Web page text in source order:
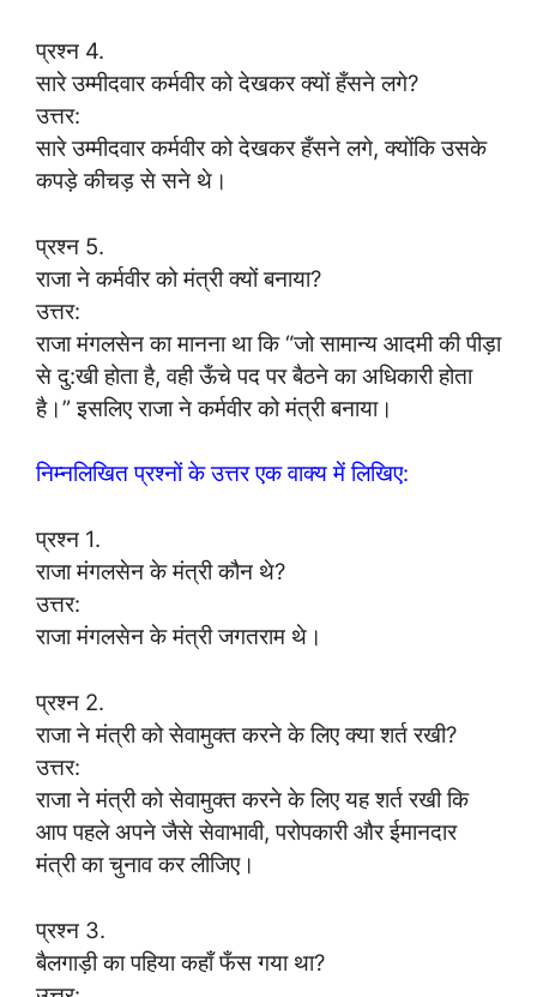
प्रश्न 4.
सारे उम्मीदवार कर्मवीर को देखकर क्यों हँसने लगे?
उत्तर:
सारे उम्मीदवार कर्मवीर को देखकर हँसने लगे, क्योंकि उसके
कपड़े कीचड़ से सने थे।
प्रश्न 5.
राजा ने कर्मवीर को मंत्री क्यों बनाया?
उत्तर:
राजा मंगलसेन का मानना था कि “जो सामान्य आदमी की पीड़ा
से दु:खी होता है, वही ऊँचे पद पर बैठने का अधिकारी होता
है।” इसलिए राजा ने कर्मवीर को मंत्री बनाया।
निम्नलिखित प्रश्नों के उत्तर एक वाक्य में लिखिए:
प्रश्न 1.
राजा मंगलसेन के मंत्री कौन थे?
उत्तर:
राजा मंगलसेन के मंत्री जगतराम थे।
प्रश्न 2.
राजा ने मंत्री को सेवामुक्त करने के लिए क्या शर्त रखी?
उत्तर:
राजा ने मंत्री को सेवामुक्त करने के लिए यह शर्त रखी कि
आप पहले अपने जैसे सेवाभावी, परोपकारी और ईमानदार
मंत्री का चुनाव कर लीजिए।
प्रश्न 3.
बैलगाड़ी का पहिया कहाँ फँस गया था?